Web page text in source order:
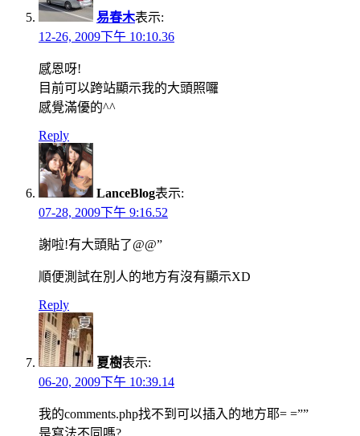
易春木表示:
12-26, 2009下午 10:10.36
感恩呀!
目前可以跨站顯示我的大頭照囉
感覺滿優的^^
Reply
LanceBlog表示:
07-28, 2009下午 9:16.52
謝啦!有大頭貼了@@”
順便測試在別人的地方有沒有顯示XD
Reply
夏樹表示:
06-20, 2009下午 10:39.14
我的comments.php找不到可以插入的地方耶= =””